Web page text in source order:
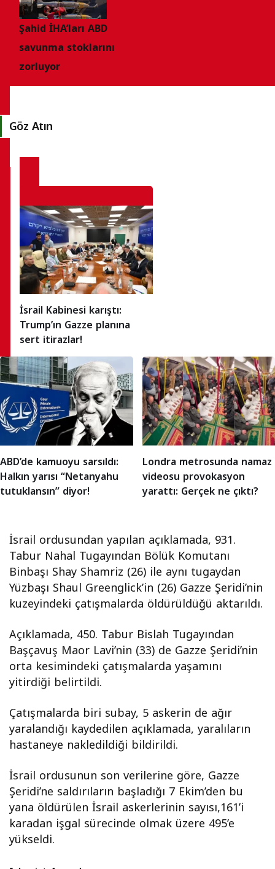
Şahid İHA’ları ABD
savunma stoklarını
zorluyor
Göz Atın
İsrail Kabinesi karıştı:
Trump’ın Gazze planına
sert itirazlar!
ABD’de kamuoyu sarsıldı:
Halkın yarısı “Netanyahu
tutuklansın” diyor!
Londra metrosunda namaz
videosu provokasyon
yarattı: Gerçek ne çıktı?
İsrail ordusundan yapılan açıklamada, 931.
Tabur Nahal Tugayından Bölük Komutanı
Binbaşı Shay Shamriz (26) ile aynı tugaydan
Yüzbaşı Shaul Greenglick’in (26) Gazze Şeridi’nin
kuzeyindeki çatışmalarda öldürüldüğü aktarıldı.
Açıklamada, 450. Tabur Bislah Tugayından
Başçavuş Maor Lavi’nin (33) de Gazze Şeridi’nin
orta kesimindeki çatışmalarda yaşamını
yitirdiği belirtildi.
Çatışmalarda biri subay, 5 askerin de ağır
yaralandığı kaydedilen açıklamada, yaralıların
hastaneye nakledildiği bildirildi.
İsrail ordusunun son verilerine göre, Gazze
Şeridi’ne saldırıların başladığı 7 Ekim’den bu
yana öldürülen İsrail askerlerinin sayısı,161’i
karadan işgal sürecinde olmak üzere 495’e
yükseldi.